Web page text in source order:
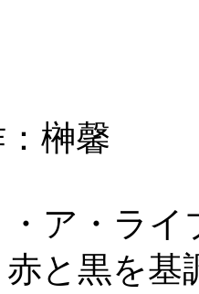
榊馨
・ア・ラ
と黒を